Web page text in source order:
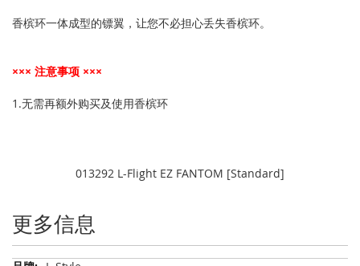
香槟环一体成型的镖翼，让您不必担心丢失香槟环。
××× 注意事项 ×××
1.无需再额外购买及使用香槟环
013292 L-Flight EZ FANTOM [Standard]
更多信息